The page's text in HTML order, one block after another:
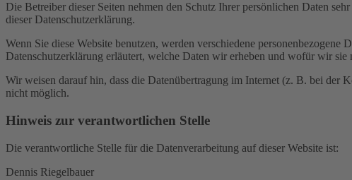
Die Betreiber dieser Seiten nehmen den Schutz Ihrer persönlichen Daten
dieser Datenschutzerklärung.
Wenn Sie diese Website benutzen, werden verschiedene
Datenschutzerklärung erläutert, welche Daten wir erheben und wofür wir
Wir weisen darauf hin, dass die Datenübertragung im Internet (z. B. bei
nicht möglich.
Hinweis zur verantwortlichen Stelle
Die verantwortliche Stelle für die Datenverarbeitung auf dieser Website ist:
Dennis Riegelbauer